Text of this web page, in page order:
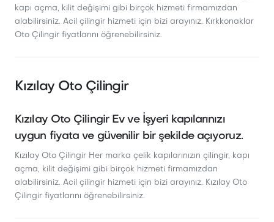
kapı açma, kilit değişimi gibi birçok hizmeti firmamızdan
alabilirsiniz. Acil çilingir hizmeti için bizi arayınız. Kırkkonaklar
Oto Çilingir fiyatlarını öğrenebilirsiniz.
Kızılay Oto Çilingir
Kızılay Oto Çilingir Ev ve İşyeri kapılarınızı
uygun fiyata ve güvenilir bir şekilde açıyoruz.
Kızılay Oto Çilingir Her marka çelik kapılarınızın çilingir, kapı
açma, kilit değişimi gibi birçok hizmeti firmamızdan
alabilirsiniz. Acil çilingir hizmeti için bizi arayınız. Kızılay Oto
Çilingir fiyatlarını öğrenebilirsiniz.